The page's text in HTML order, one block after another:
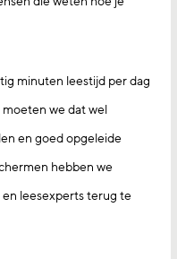
minuten leestijd per dag
moeten we dat wel
en goed opgeleide
hebben we
leesexperts terug te